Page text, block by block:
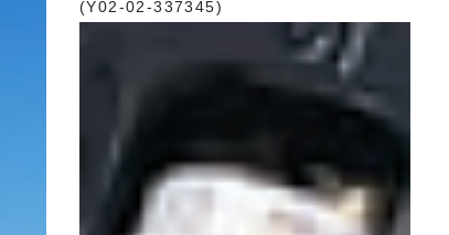
(Y02-02-337345)